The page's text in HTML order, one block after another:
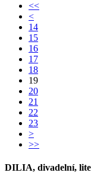
<<
<
14
15
16
17
18
19
20
21
22
23
>
>>
DILIA, divadelní,